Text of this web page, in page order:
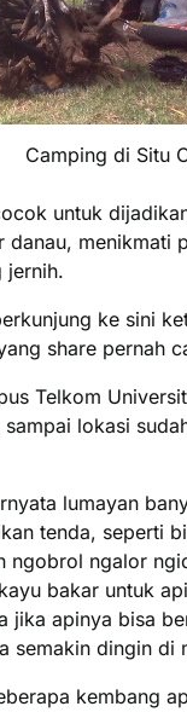
Camping di Situ
untuk
menikmati
jernih.
ke sini
share pernah
Telkom
lokasi
lumayan
tenda, seperti
ngobrol ngalor
bakar untuk
jika apinya bisa
semakin dingin di
kembang